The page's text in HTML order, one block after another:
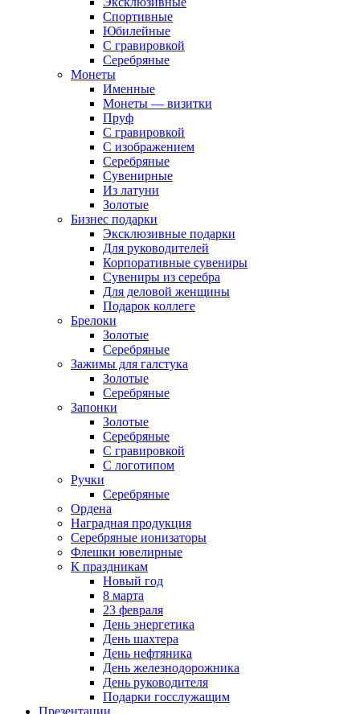
Спортивные
Юбилейные
С гравировкой
Серебряные
Монеты
Именные
Монеты — визитки
Пруф
С гравировкой
С изображением
Серебряные
Сувенирные
Из латуни
Золотые
Бизнес подарки
Эксклюзивные подарки
Для руководителей
Корпоративные сувениры
Сувениры из серебра
Для деловой женщины
Подарок коллеге
Брелоки
Золотые
Серебряные
Зажимы для галстука
Золотые
Серебряные
Запонки
Золотые
Серебряные
С гравировкой
С логотипом
Ручки
Серебряные
Ордена
Наградная продукция
Серебряные ионизаторы
Флешки ювелирные
К праздникам
Новый год
8 марта
23 февраля
День энергетика
День шахтера
День нефтяника
День железнодорожника
День руководителя
Подарки госслужащим
Презентации